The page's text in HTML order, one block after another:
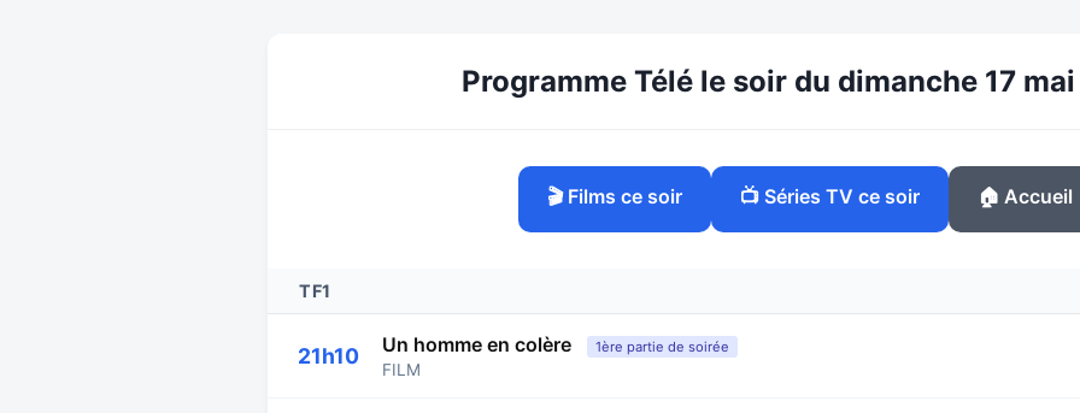
Programme Télé le soir du dimanche 17
🎬 Films ce soir 📺 Séries TV ce soir 🏠 Accueil
TF1
21h10 Un homme en colère 1ère partie de soirée
FILM